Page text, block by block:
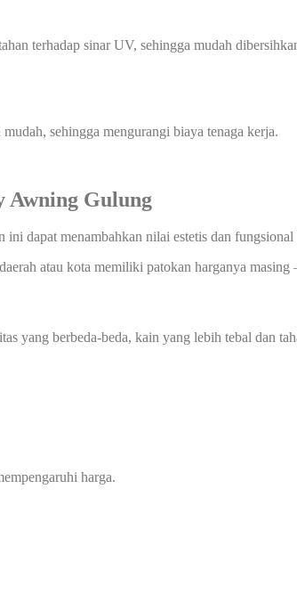
terhadap sinar UV, sehingga mudah
sehingga mengurangi biaya tenaga kerja.
Awning Gulung
dapat menambahkan nilai estetis dan fungsional
atau kota memiliki patokan harganya
yang berbeda-beda, kain yang lebih tebal dan
harga.